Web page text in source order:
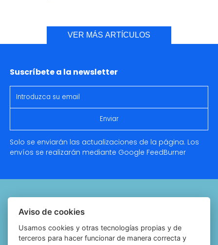
VER MÁS ARTÍCULOS
Suscríbete a la newsletter
Solo se enviarán las actualizaciones de la página. Los
envíos se realizarán mediante Google FeedBurner
Política de cookies
Aviso de cookies
Usamos cookies y otras tecnologías propias y de
terceros para hacer funcionar de manera correcta y